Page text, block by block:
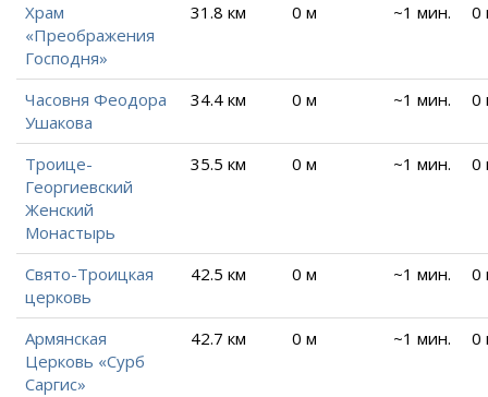
Храм
«Преображения
Господня»
31.8 км 0 м ~1 мин. 0
Часовня Феодора
Ушакова
34.4 км 0 м ~1 мин. 0
Троице-
Георгиевский
Женский
Монастырь
35.5 км 0 м ~1 мин. 0
Свято-Троицкая
церковь
42.5 км 0 м ~1 мин. 0
Армянская
Церковь «Сурб
Саргис»
42.7 км 0 м ~1 мин. 0